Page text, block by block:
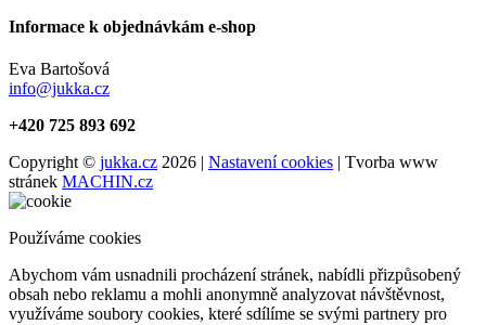
Informace k objednávkám e-shop
Eva Bartošová
info@jukka.cz
+420 725 893 692
Copyright © jukka.cz 2026 | Nastavení cookies | Tvorba www
stránek MACHIN.cz
Používáme cookies
Abychom vám usnadnili procházení stránek, nabídli přizpůsobený
obsah nebo reklamu a mohli anonymně analyzovat návštěvnost,
využíváme soubory cookies, které sdílíme se svými partnery pro